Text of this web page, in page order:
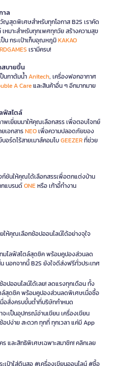
าล
สุดพิเศษสำหรับทุกโอกาส B2S เราคัด
หมาะสำหรับทุกเพศทุกวัย สร้างความสุข
น กระเป๋าเก็บอุณหภูมิKAKAO
เรามีครบ!
สบายขึ้น
นกาต้มน้ำAnitech, เครื่องฟอกอากาศ
A Careและสินค้าอื่น ๆ อีกมากมาย
ฟ์สไตล์
เยี่ยมมาให้คุณเลือกสรร เพื่อตอบโจทย์
เอกสารNEOเพื่อความปลอดภัยของ
อร์ดไร้สายเมาส์คอมโบGEEZERที่ช่วย
ชันให้คุณได้เลือกสรรเพื่อตกแต่งบ้าน
กแบรนด์ONEหรือ เก้าอี้ทำงาน
ให้คุณเลือกช้อปออนไลน์ได้อย่างจุใจ
มไลฟ์สไตล์สุดชิค พร้อมคูปองส่วนลด
นอกจากนี้ B2S ยังใจดีส่งฟรีทั่วประเทศ
ปออนไลน์ได้เลย! ลดแรงทุกเดือน ทั้ง
ล์สุดชิค พร้อมคูปองส่วนลดพิเศษเมื่อซื้อ
มื่อสั่งครบขั้นต่ำที่บริษัทกำหนด
ะเป็นอุปกรณ์อ่านเขียน เครื่องเขียน
ปง่าย สะดวก ทุกที่ ทุกเวลา แค่มี App
ร และสิทธิพิเศษเฉพาะสมาชิก! คลิกเลย
ป๋าใส่ดินสอ #เครื่องเขียนออนไลน์ #ซื้อ